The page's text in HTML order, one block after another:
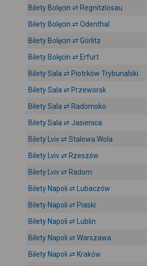
Bilety Bolęcin ⇄ Regnitzlosau
Bilety Bolęcin ⇄ Odenthal
Bilety Bolęcin ⇄ Görlitz
Bilety Bolęcin ⇄ Erfurt
Bilety Sala ⇄ Piotrków Trybunalski
Bilety Sala ⇄ Przeworsk
Bilety Sala ⇄ Radomsko
Bilety Sala ⇄ Jasienica
Bilety Lviv ⇄ Stalowa Wola
Bilety Lviv ⇄ Rzeszów
Bilety Lviv ⇄ Radom
Bilety Napoli ⇄ Lubaczów
Bilety Napoli ⇄ Piaski
Bilety Napoli ⇄ Lublin
Bilety Napoli ⇄ Warszawa
Bilety Napoli ⇄ Kraków